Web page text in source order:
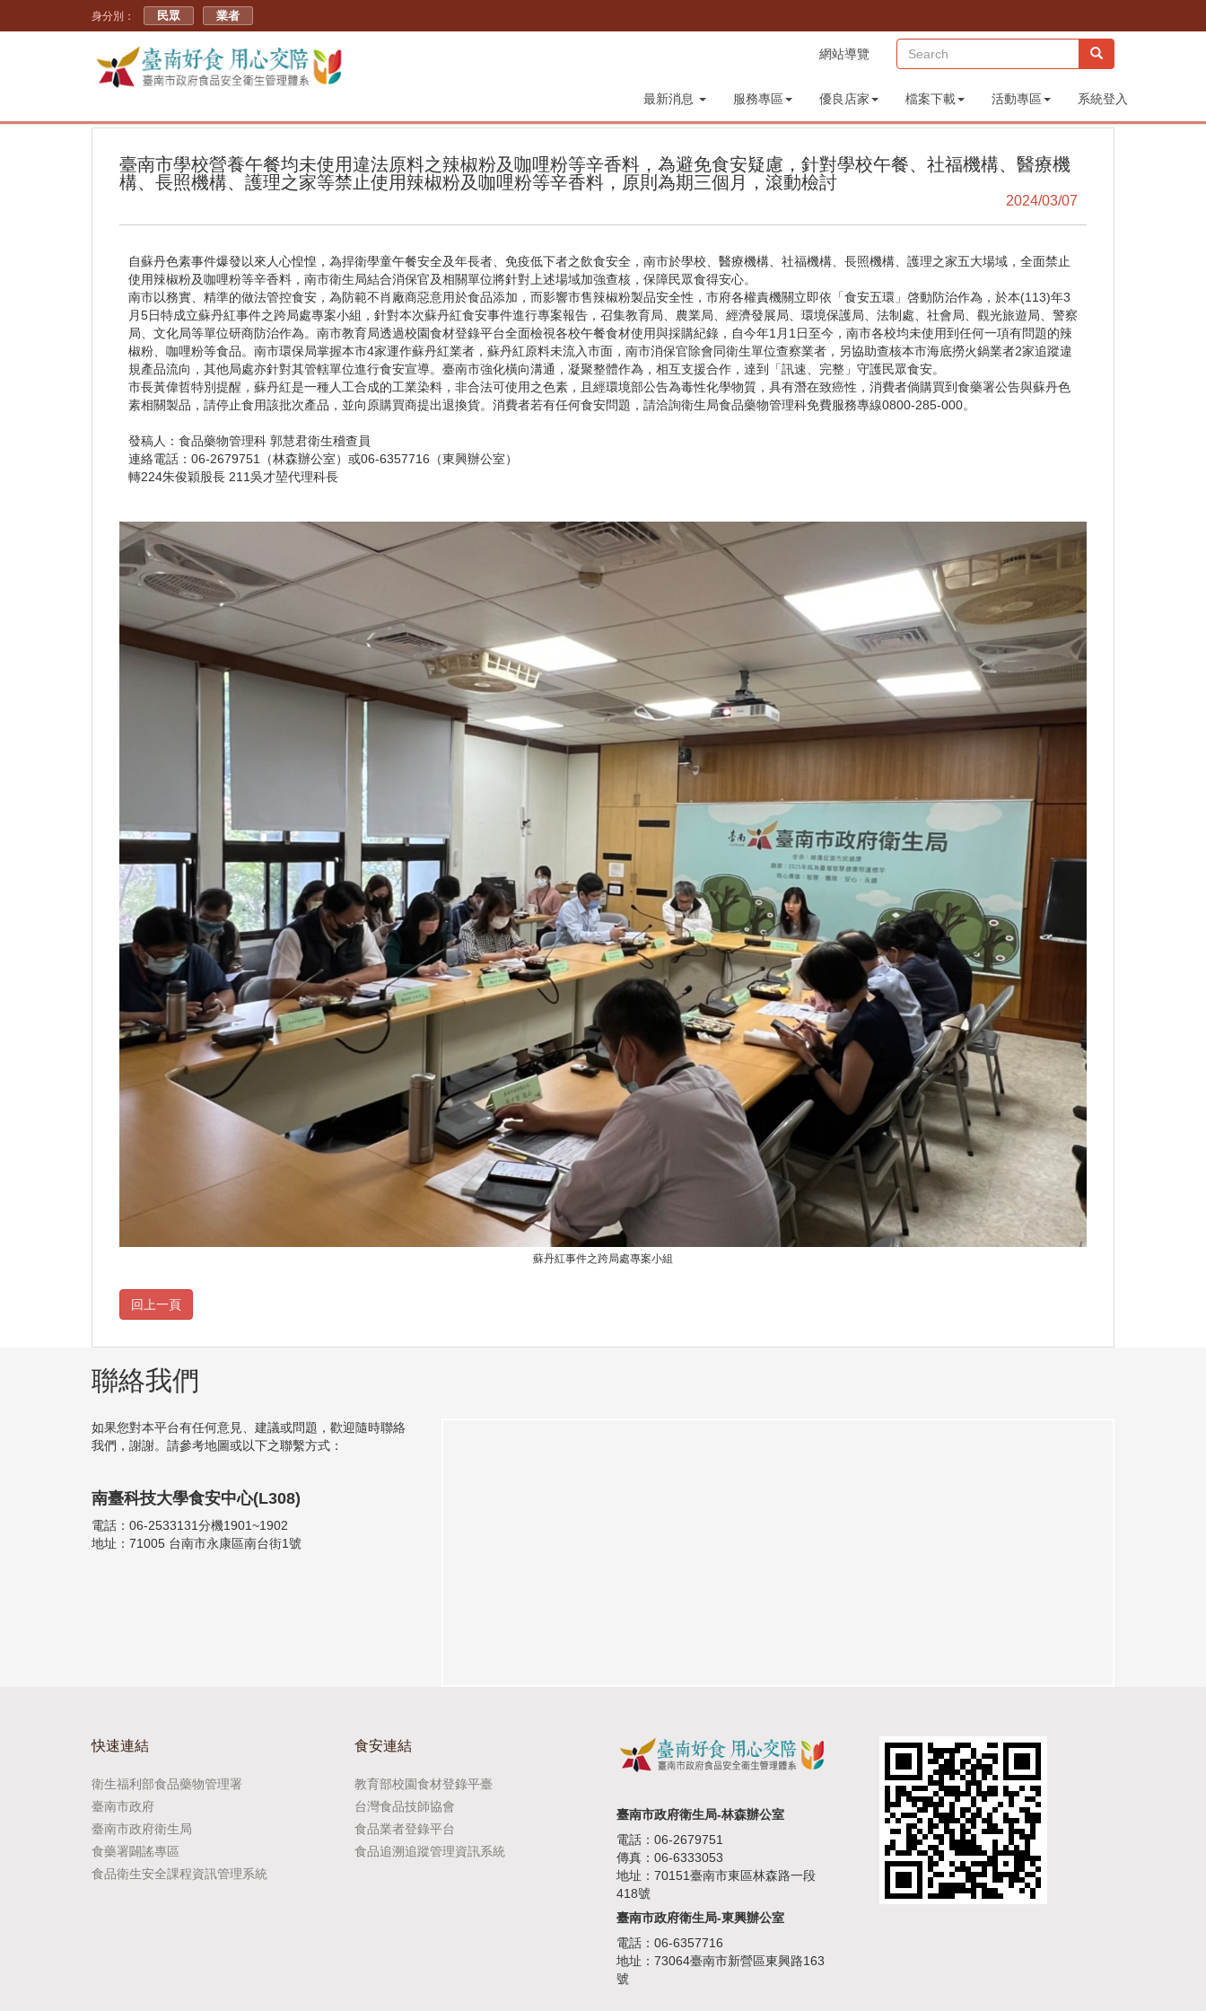
身分別： 民眾 業者
網站導覽 (sitemap)
最新消息 服務專區 優良店家 檔案下載 活動專區 系統登入
臺南市學校營養午餐均未使用違法原料之辣椒粉及咖哩粉等辛香料，為避免食安疑慮，針對學校午餐、社福機構、醫療機
構、長照機構、護理之家等禁止使用辣椒粉及咖哩粉等辛香料，原則為期三個月，滾動檢討
2024/03/07
自蘇丹色素事件爆發以來人心惶惶，為捍衛學童午餐安全及年長者、免疫低下者之飲食安全，南市於學校、醫療機構、社福機構、長照機構、護理之家五大場域，全面禁止
使用辣椒粉及咖哩粉等辛香料，南市衛生局結合消保官及相關單位將針對上述場域加強查核，保障民眾食得安心。
南市以務實、精準的做法管控食安，為防範不肖廠商惡意用於食品添加，而影響市售辣椒粉製品安全性，市府各權責機關立即依「食安五環」啓動防治作為，於本(113)年3
月5日特成立蘇丹紅事件之跨局處專案小組，針對本次蘇丹紅食安事件進行專案報告，召集教育局、農業局、經濟發展局、環境保護局、法制處、社會局、觀光旅遊局、警察
局、文化局等單位研商防治作為。南市教育局透過校園食材登錄平台全面檢視各校午餐食材使用與採購紀錄，自今年1月1日至今，南市各校均未使用到任何一項有問題的辣
椒粉、咖哩粉等食品。南市環保局掌握本市4家運作蘇丹紅業者，蘇丹紅原料未流入市面，南市消保官除會同衛生單位查察業者，另協助查核本市海底撈火鍋業者2家追蹤違
規產品流向，其他局處亦針對其管轄單位進行食安宣導。臺南市強化橫向溝通，凝聚整體作為，相互支援合作，達到「訊速、完整」守護民眾食安。
市長黃偉哲特別提醒，蘇丹紅是一種人工合成的工業染料，非合法可使用之色素，且經環境部公告為毒性化學物質，具有潛在致癌性，消費者倘購買到食藥署公告與蘇丹色
素相關製品，請停止食用該批次產品，並向原購買商提出退換貨。消費者若有任何食安問題，請洽詢衛生局食品藥物管理科免費服務專線0800-285-000。
發稿人：食品藥物管理科 郭慧君衛生稽查員
連絡電話：06-2679751（林森辦公室）或06-6357716（東興辦公室）
轉224朱俊穎股長 211吳才堃代理科長
蘇丹紅事件之跨局處專案小組
聯絡我們
如果您對本平台有任何意見、建議或問題，歡迎隨時聯絡
我們，謝謝。請參考地圖或以下之聯繫方式：
南臺科技大學食安中心(L308)
電話：06-2533131分機1901~1902
地址：71005 台南市永康區南台街1號
快速連結
衛生福利部食品藥物管理署
臺南市政府
臺南市政府衛生局
食藥署闢謠專區
食品衛生安全課程資訊管理系統
食安連結
教育部校園食材登錄平臺
台灣食品技師協會
食品業者登錄平台
食品追溯追蹤管理資訊系統
臺南市政府衛生局-林森辦公室
電話：06-2679751
傳真：06-6333053
地址：70151臺南市東區林森路一段
418號
臺南市政府衛生局-東興辦公室
電話：06-6357716
地址：73064臺南市新營區東興路163
號